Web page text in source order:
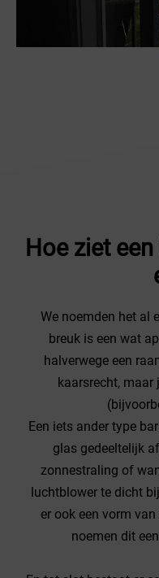
Hoe ziet
We noemden het al
breuk is een wat
halverwege een
kaarsrecht, maar
Een iets ander type
glas gedeeltelijk
zonnestraling of
luchtblower te dicht
er ook een vorm
noemen dit